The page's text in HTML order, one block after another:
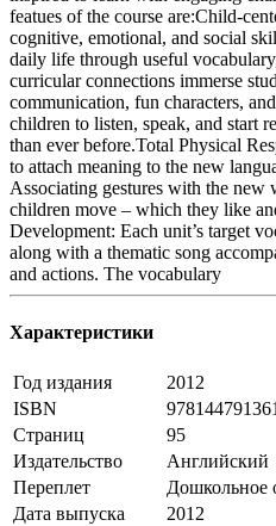
featues of the course are:Child-
cognitive, emotional, and social
daily life through useful
curricular connections immerse
communication, fun characters,
children to listen, speak, and start
than ever before.Total Physical
to attach meaning to the new
Associating gestures with the new
children move – which they like
Development: Each unit’s target
along with a thematic song
and actions. The vocabulary
Характеристики
Год издания
2012
ISBN
Страниц
95
Издательство
Английский
Переплет
Дошкольное
Дата выпуска
2012